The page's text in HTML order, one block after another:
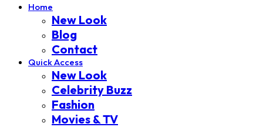
Home
New Look
Blog
Contact
Quick Access
New Look
Celebrity Buzz
Fashion
Movies & TV